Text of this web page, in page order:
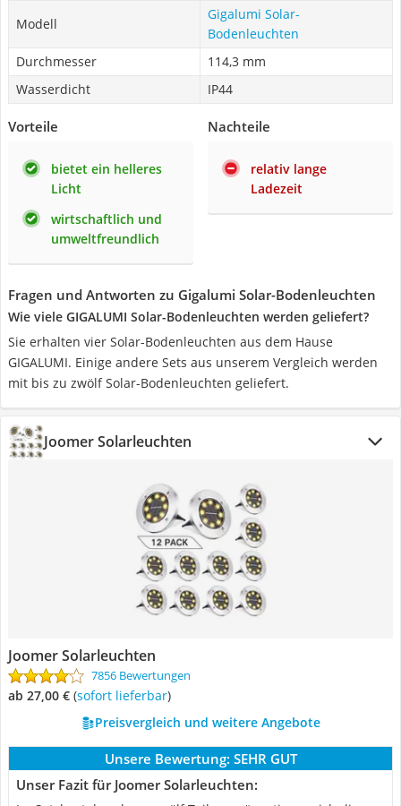
Modell
Gigalumi Solar-
Bodenleuchten
Durchmesser
114,3 mm
Wasserdicht
IP44
Vorteile
bietet ein helleres
Licht
wirtschaftlich und
umweltfreundlich
Nachteile
relativ lange
Ladezeit
Fragen und Antworten zu Gigalumi Solar-Bodenleuchten
Wie viele GIGALUMI Solar-Bodenleuchten werden geliefert?
Sie erhalten vier Solar-Bodenleuchten aus dem Hause
GIGALUMI. Einige andere Sets aus unserem Vergleich werden
mit bis zu zwölf Solar-Bodenleuchten geliefert.
Joomer Solarleuchten
Joomer Solarleuchten
7856 Bewertungen
ab 27,00 € ( Sofort lieferbar)
Preisvergleich und weitere Angebote
Unsere Bewertung: SEHR GUT
Unser Fazit für Joomer Solarleuchten: